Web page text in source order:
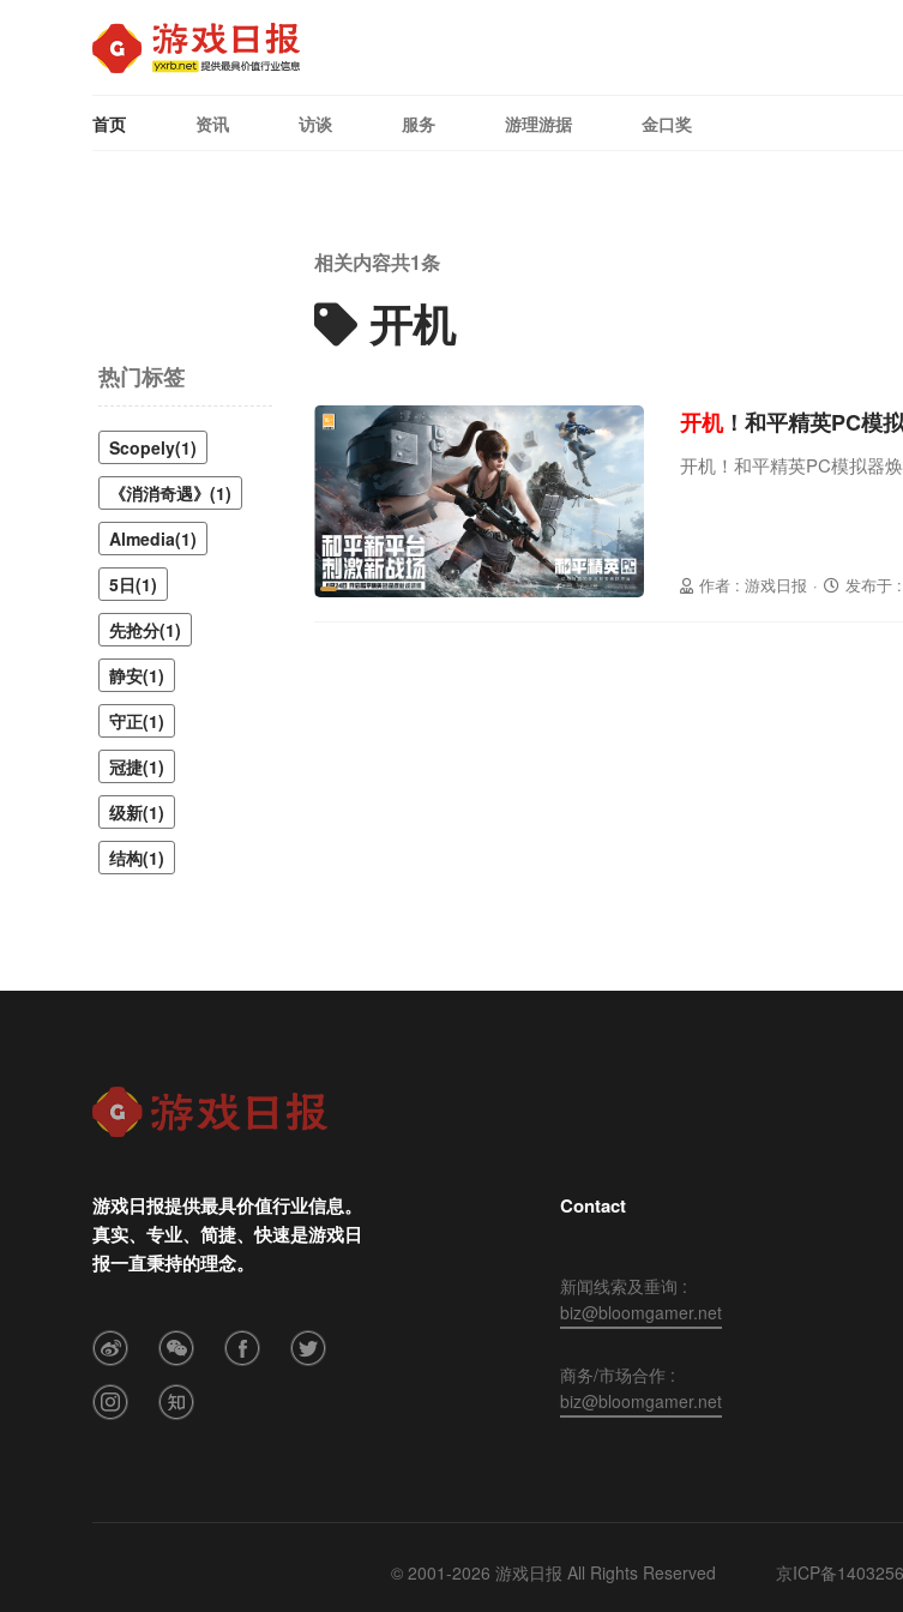
首页 资讯 访谈 服务 游理游据 金口奖
热门标签
Scopely(1)
《消消奇遇》(1)
Almedia(1)
5日(1)
先抢分(1)
静安(1)
守正(1)
冠捷(1)
级新(1)
结构(1)
相关内容共1条
开机
作者 : 游戏日报 · 发布于
开机！和平精英PC模
开机！和平精英PC模拟器
游戏日报提供最具价值行业信息。
真实、专业、简捷、快速是游戏日
报一直秉持的理念。
Contact
新闻线索及垂询 :
biz@bloomgamer.net
商务/市场合作 :
biz@bloomgamer.net
© 2001-2026 游戏日报 All Rights Reserved 京ICP备